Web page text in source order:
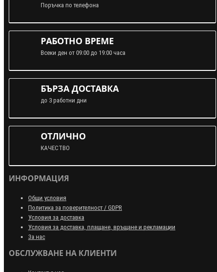
Поръчка по телефона
РАБОТНО ВРЕМЕ
Всеки ден от 09:00 до 19:00 часа
БЪРЗА ДОСТАВКА
до 3 работни дни
ОТЛИЧНО
КАЧЕСТВО
ИНФОРМАЦИЯ
Общи условия
Политика за поверителност / GDPR
Условия за доставка
Условия за доставка, плащане, връщане и рекламации
За нас
ОБСЛУЖВАНЕ НА КЛИЕНТИ